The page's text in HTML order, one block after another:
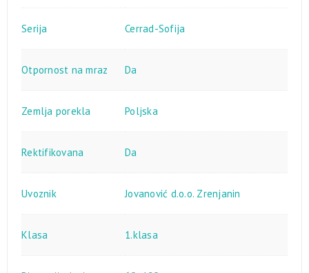
Serija Cerrad-Sofija
Otpornost na mraz Da
Zemlja porekla Poljska
Rektifikovana Da
Uvoznik Jovanović d.o.o. Zrenjanin
Klasa 1.klasa